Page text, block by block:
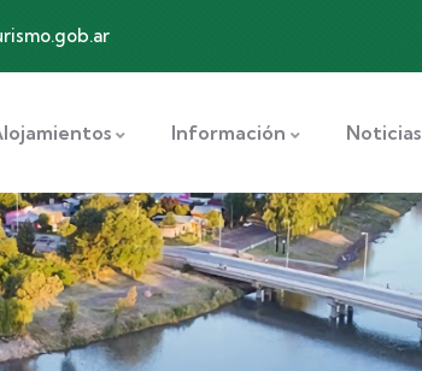
Información Noticias